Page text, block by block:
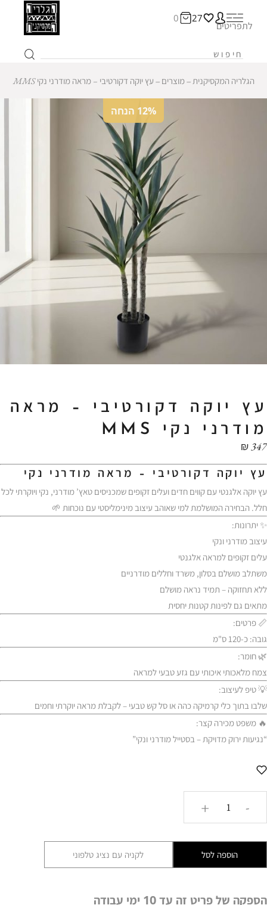
27
0
לתפריטים
הגלריה המקסיקנית ‒מוצרים ‒ עץ יוקה דקורטיבי – מראה מודרני נקי MMS
12% הנחה
עץ יוקה דקורטיבי – מראה
מודרני נקי MMS
₪347
עץ יוקה דקורטיבי – מראה מודרני נקי
עץ יוקה אלגנטי עם קווים חדים ועלים זקופים שמכניסים טאץ’ מודרני, נקי ויוקרתי לכל
חלל. הבחירה המושלמת למי שאוהב עיצוב מינימליסטי עם נוכחות 🌱
✨ יתרונות:
עיצוב מודרני ונקי
עלים זקופים למראה אלגנטי
משתלב מושלם בסלון, משרד וחללים מודרניים
ללא תחזוקה – תמיד נראה מושלם
מתאים גם לפינות קטנות יחסית
📏 פרטים:
גובה: כ-120 ס"מ
🌿 חומר:
צמח מלאכותי איכותי עם גזע טבעי למראה
💡 טיפ לעיצוב:
שלבו בתוך כלי קרמיקה כהה או סל קש טבעי – לקבלת מראה יוקרתי וחמים
🔥 משפט מכירה קצר:
“נגיעות ירוק מדויקת – בסטייל מודרני ונקי”
-
מראה
+
הוספה לסל לקניה עם נציג טלפוני
הספקה של פריט זה עד 10 ימי עבודה